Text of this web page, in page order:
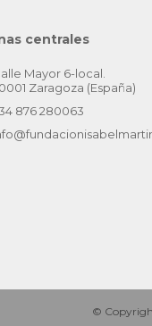
centrales
Mayor 6-local.
Zaragoza (España)
876 280063
©